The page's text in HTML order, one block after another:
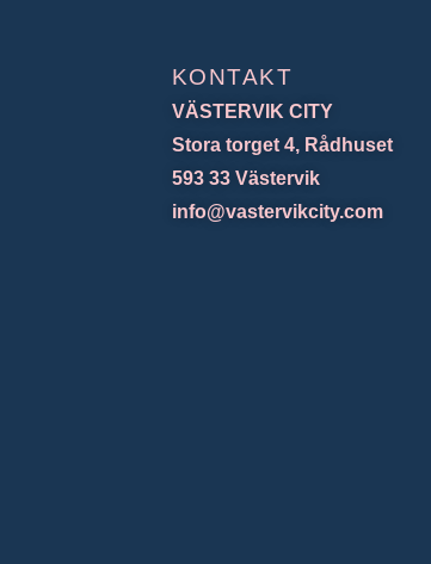
KONTAKT
VÄSTERVIK CITY
Stora torget 4, Rådhuset
593 33 Västervik
info@vastervikcity.com